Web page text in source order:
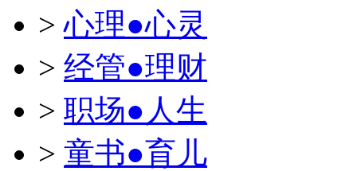
>心理●心灵
> 经管●理财
> 职场●人生
> 童书●育儿